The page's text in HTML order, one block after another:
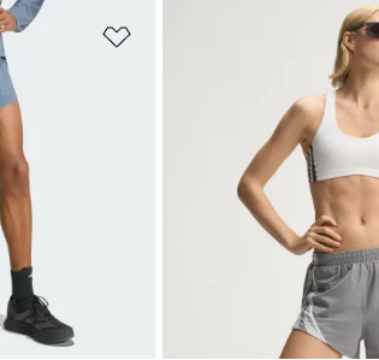
เพิ่มไปยังรายการสินค้าโปรด